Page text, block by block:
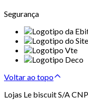
Segurança
Voltar ao topo
Lojas Le biscuit S/A